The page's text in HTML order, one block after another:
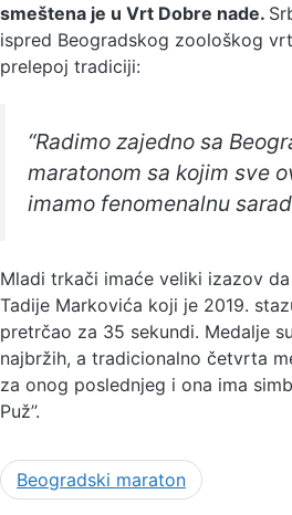
smeštena je u Vrt Dobre nade.
ispred Beogradskog zoološkog
prelepoj tradiciji:
“Radimo zajedno sa
maratonom sa kojim sve
imamo fenomenalnu
Mladi trkači imaće veliki izazov
Tadije Markovića koji je 2019.
pretrčao za 35 sekundi. Medalje
najbržih, a tradicionalno četvrta
za onog poslednjeg i ona ima
Puž’’.
Beogradski maraton